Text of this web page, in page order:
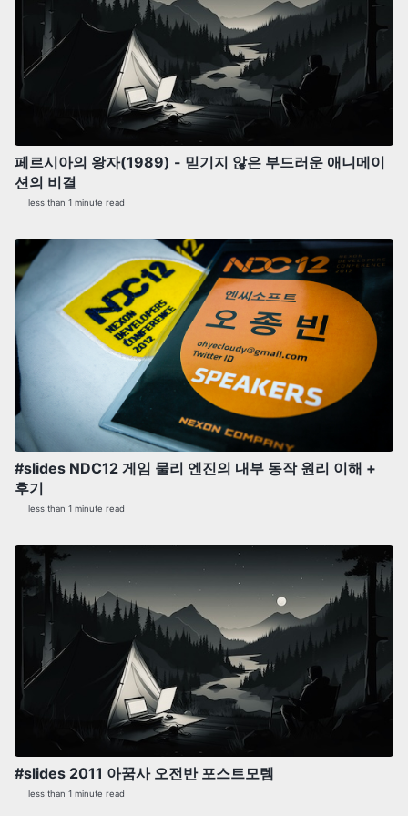
페르시아의 왕자(1989) - 믿기지 않은 부드러운 애니메이
션의 비결
less than 1 minute read
#slides NDC12 게임 물리 엔진의 내부 동작 원리 이해 +
후기
less than 1 minute read
#slides 2011 아꿈사 오전반 포스트모템
less than 1 minute read